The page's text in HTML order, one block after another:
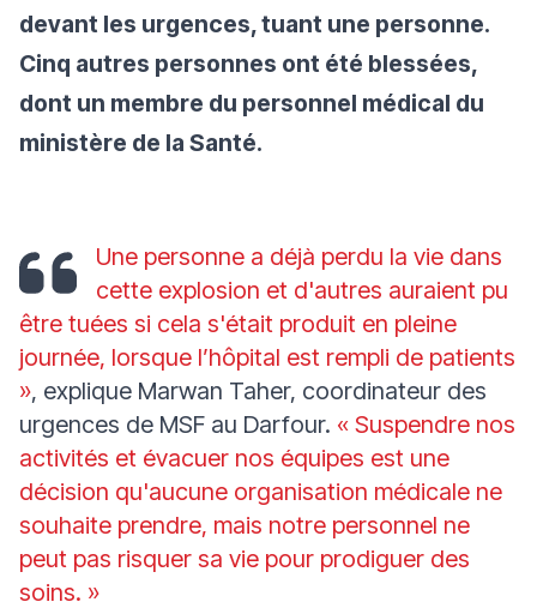
devant les urgences, tuant une personne.
Cinq autres personnes ont été blessées,
dont un membre du personnel médical du
ministère de la Santé.
Une personne a déjà perdu la vie dans
cette explosion et d'autres auraient pu
être tuées si cela s'était produit en pleine
journée, lorsque l’hôpital est rempli de patients
», explique Marwan Taher, coordinateur des
urgences de MSF au Darfour. « Suspendre nos
activités et évacuer nos équipes est une
décision qu'aucune organisation médicale ne
souhaite prendre, mais notre personnel ne
peut pas risquer sa vie pour prodiguer des
soins. »